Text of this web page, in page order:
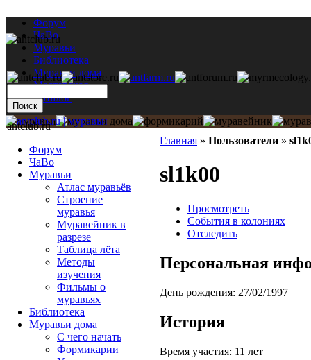
Форум
ЧаВо
Муравьи
Библиотека
Муравьи дома
Мастерская
Каталог
Главная » Пользователи »
sl1k00
Просмотреть
События в колониях
Отследить
Персональная
День рождения: 27/02/1997
История
Время участия: 11 лет
antclub.ru
Форум
ЧаВо
Муравьи
Атлас муравьёв
Строение
муравья
Муравейник в
разрезе
Таблица лёта
Методы
изучения
Фильмы о
муравьях
Библиотека
Муравьи дома
С чего начать
Формикарии